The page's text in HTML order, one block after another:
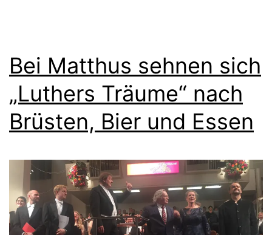
Bei Matthus sehnen sich
„Luthers Träume“ nach
Brüsten, Bier und Essen